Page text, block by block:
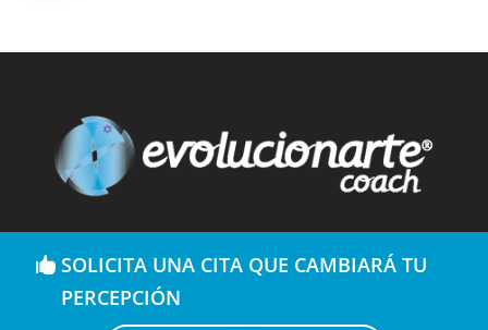
SOLICITA UNA CITA QUE CAMBIARÁ TU
PERCEPCIÓN